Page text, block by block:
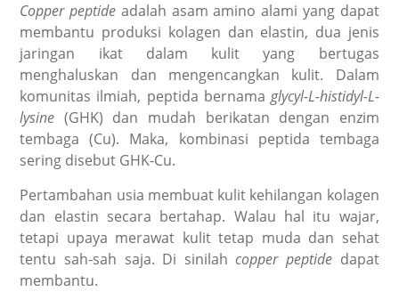
Copper peptide adalah asam amino alami yang dapat
membantu produksi kolagen dan elastin, dua jenis
jaringan ikat dalam kulit yang bertugas
menghaluskan dan mengencangkan kulit. Dalam
komunitas ilmiah, peptida bernama glycyl-L-histidyl-L-
lysine (GHK) dan mudah berikatan dengan enzim
tembaga (Cu). Maka, kombinasi peptida tembaga
sering disebut GHK-Cu.
Pertambahan usia membuat kulit kehilangan kolagen
dan elastin secara bertahap. Walau hal itu wajar,
tetapi upaya merawat kulit tetap muda dan sehat
tentu sah-sah saja. Di sinilahcopper peptide dapat
membantu.